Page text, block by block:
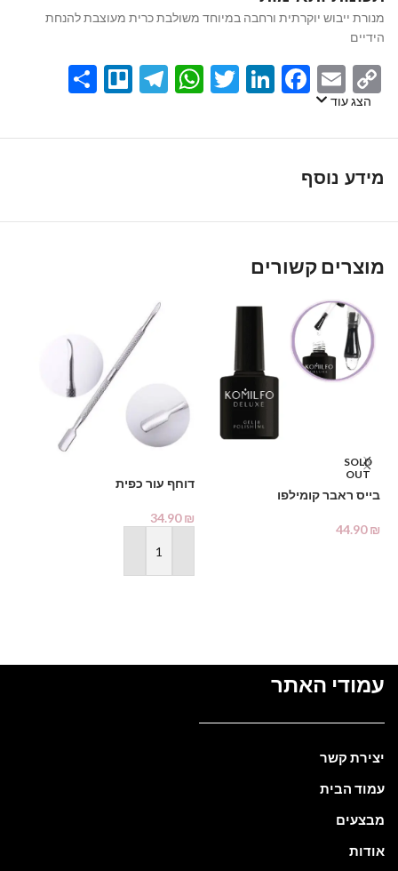
מנורת ייבוש יוקרתית ורחבה במיוחד משולבת כרית מעוצבת להנחת
הידיים
Copy
Link
Email
Facebook
LinkedIn
Twitter
WhatsApp
Telegram
Trello
הצג עוד
מידע נוסף
מוצרים קשורים
SOLD
OUT
בייס ראבר קומילפו
44.90₪
דוחף עור כפית
34.90₪
הוספה לסל
עמודי האתר
יצירת קשר
עמוד הבית
מבצעים
אודות